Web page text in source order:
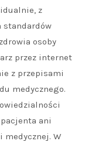
z
standardów
osoby
przez internet
z przepisami
medycznego.
ani
medycznej. W